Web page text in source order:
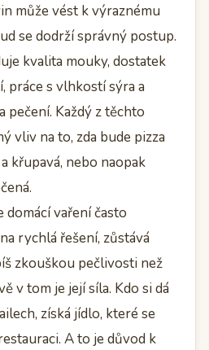
může vést k výraznému
se dodrží správný postup.
kvalita mouky, dostatek
práce s vlhkostí sýra a
pečení. Každý z těchto
vliv na to, zda bude pizza
křupavá, nebo naopak
domácí vaření často
rychlá řešení, zůstává
zkouškou pečlivosti než
v tom je její síla. Kdo si dá
získá jídlo, které se
A to je důvod k